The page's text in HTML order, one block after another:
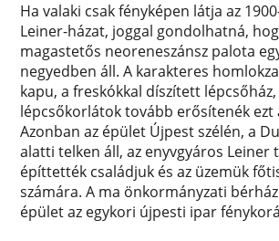
Ha valaki csak fényképen látja az
Leiner-házat, joggal gondolhatná,
magastetős neoreneszánsz palota
negyedben áll. A karakteres
kapu, a freskókkal díszített
lépcsőkorlátok tovább erősítenék ezt
Azonban az épület Újpest szélén, a
alatti telken áll, az enyvgyáros Leiner
építtették családjuk és az üzemük
számára. A ma önkormányzati
épület az egykori újpesti ipar